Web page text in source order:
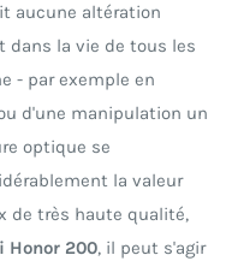
aucune altération
dans la vie de tous les
- par exemple en
d'une manipulation un
optique se
la valeur
de très haute qualité,
Honor 200, il peut s'agir